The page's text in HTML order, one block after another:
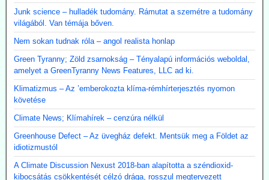
Junk science – hulladék tudomány. Rámutat a szemétre a tudomány
világából. Van témája bőven.
Nem sokan tudnak róla – angol realista honlap
Green Tyranny; Zöld zsarnokság – Tényalapú információs weboldal,
amelyet a GreenTyranny News Features, LLC ad ki.
Klimatizmus – Az ’emberokozta klíma-rémhírterjesztés nyomon
követése
Climate News; Klímahírek – cenzúra nélkül
Greenhouse Defect – Az üvegház defekt. Mentsük meg a Földet az
idiotizmustól
A Climate Discussion Nexust 2018-ban alapította a széndioxid-
kibocsátás csökkentését célzó drága, rosszul megtervezett